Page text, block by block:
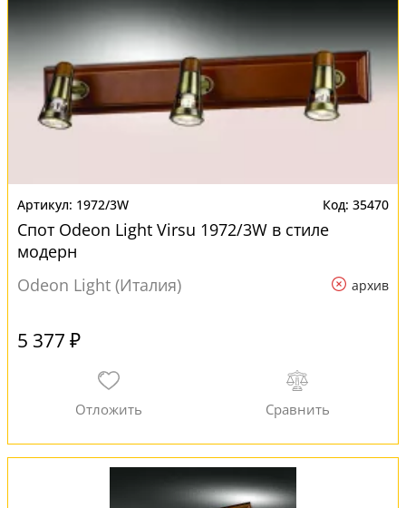
1972/3W 35470
Спот Odeon Light Virsu 1972/3W в стиле
модерн
Odeon Light (Италия)
архив
5 377 ₽